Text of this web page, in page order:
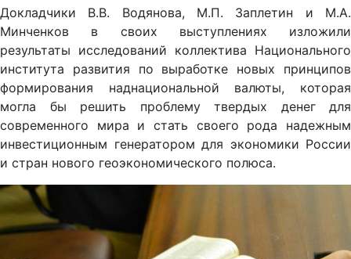
Докладчики В.В. Водянова, М.П. Заплетин и М.А.
Минченков в своих выступлениях изложили
результаты исследований коллектива Национального
института развития по выработке новых принципов
формирования наднациональной валюты, которая
могла бы решить проблему твердых денег для
современного мира и стать своего рода надежным
инвестиционным генератором для экономики России
и стран нового геоэкономического полюса.